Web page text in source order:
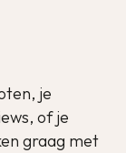
je
of je
graag met